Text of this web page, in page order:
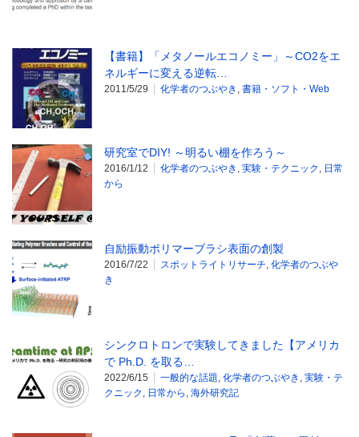
【書籍】「メタノールエコノミー」～CO2をエ
ネルギーに変える逆転…
2011/5/29 化学者のつぶやき , 書籍・ソフト・Web
研究室でDIY! ～明るい棚を作ろう～
2016/1/12 化学者のつぶやき , 実験・テクニック , 日常
から
自励振動ポリマーブラシ表面の創製
2016/7/22 スポットライトリサーチ, 化学者のつぶや
き
シンクロトロンで実験してきました【アメリカ
で Ph.D. を取る…
2022/6/15 一般的な話題, 化学者のつぶやき , 実験・テ
クニック , 日常から , 海外研究記